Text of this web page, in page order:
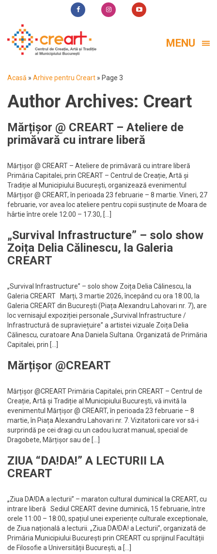
MENU
Acasă » Arhive pentru Creart » Page 3
Author Archives: Creart
Mărțișor @ CREART – Ateliere de
primăvară cu intrare liberă
Mărțișor @ CREART – Ateliere de primăvară cu intrare liberă
Primăria Capitalei, prin CREART – Centrul de Creație, Artă și
Tradiție al Municipiului București, organizează evenimentul
Mărțișor @ CREART, în perioada 23 februarie – 8 martie. Vineri, 27
februarie, vor avea loc ateliere pentru copii susținute de Moara de
hârtie între orele 12.00 – 17.30, […]
„Survival Infrastructure” – solo show
Zoița Delia Călinescu, la Galeria
CREART
„Survival Infrastructure” – solo show Zoița Delia Călinescu, la
Galeria CREART Marți, 3 martie 2026, începând cu ora 18:00, la
Galeria CREART din București (Piața Alexandru Lahovari nr. 7), are
loc vernisajul expoziției personale „Survival Infrastructure /
Infrastructură de supraviețuire” a artistei vizuale Zoița Delia
Călinescu, curatoare Ana Daniela Sultana. Organizată de Primăria
Capitalei, prin […]
Mărțișor @CREART
Mărțișor @CREART Primăria Capitalei, prin CREART – Centrul de
Creație, Artă și Tradiție al Municipiului București, vă invită la
evenimentul Mărțișor @ CREART, în perioada 23 februarie – 8
martie, în Piața Alexandru Lahovari nr. 7. Vizitatorii care vor să-i
surprindă pe cei dragi cu un cadou lucrat manual, special de
Dragobete, Mărțișor sau de […]
ZIUA “DA!DA!” A LECTURII LA
CREART
„Ziua DA!DA a lecturii” – maraton cultural duminical la CREART, cu
intrare liberă Sediul CREART devine duminică, 15 februarie, între
orele 11:00 – 18:00, spațiul unei experiențe culturale exceptionale,
de Ziua națională a lecturii. „Ziua DA!DA! a Lecturii”, organizată de
Primăria Municipiului București prin CREART cu sprijinul Facultății
de Filosofie a Universității București, a […]